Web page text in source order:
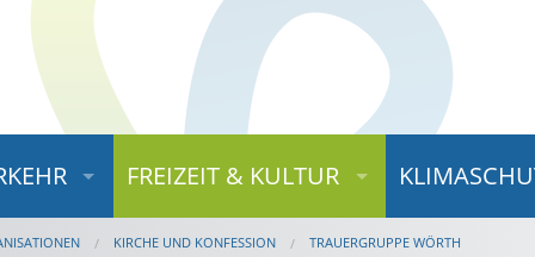
FREIZEIT & KULTUR
KIRCHE UND KONFESSION TRAUERGRUPPE WÖRTH